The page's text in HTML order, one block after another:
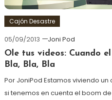
Cajón Desastre
05/09/2013
Joni Pod
Ole tus videos: Cuando
Bla, Bla, Bla
Por JoniPod Estamos viviendo
si tenemos en cuenta el boom